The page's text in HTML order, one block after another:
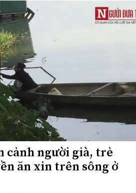
cảnh người già, trẻ
ăn xin trên sông ở